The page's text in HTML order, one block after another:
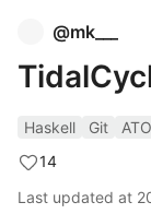
@mk___
Haskell Git
14
Last updated at